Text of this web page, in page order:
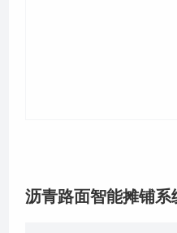
沥青路面智能摊铺